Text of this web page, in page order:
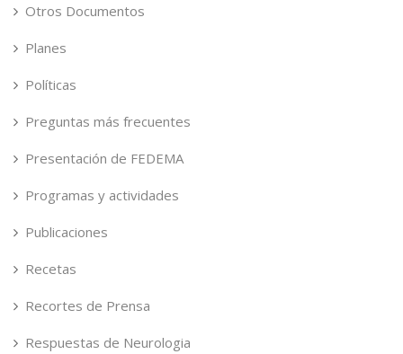
Otros Documentos
Planes
Políticas
Preguntas más frecuentes
Presentación de FEDEMA
Programas y actividades
Publicaciones
Recetas
Recortes de Prensa
Respuestas de Neurologia